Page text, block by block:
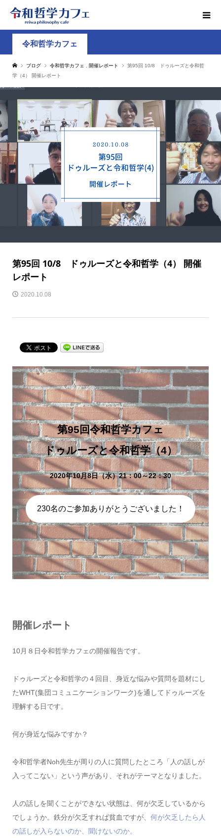
令和哲学カフェ
ブログ 令和哲学カフェ 開催レポート
第95回 10/8 ドゥルーズと令和哲
学（4） 開催レポート
第95回 10/8 ドゥルーズと令和哲学（4） 開催
レポート
2020.10.08
第95回令和哲学カフェ
ドゥルーズと令和哲学（4）
2020年10月8日（水）21：00～22：30
230名のご参加ありがとうございました！
開催レポート
10月８日令和哲学カフェの開催報告です。
ドゥルーズと令和哲学の４回目、身近な悩みや質問を題材にし
たWHT(集団コミュニケーションワーク)を通してドゥルーズを
理解する日です。
何が身近な悩みですか？
令和哲学者Noh先生が周りの人に質問したところ「人の話しが
入ってこない」という声があり、それがテーマとなりました。
人の話しを聞くことができない状態は、何が欠乏しているから
でしょうか。鉄分が欠乏すれば貧血ですが、 何が欠乏したら人
の話しが入らないのか、聞けないのか。